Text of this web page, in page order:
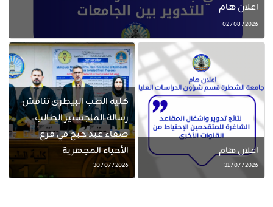
اعلان هام
2026 / 08 / 02
اعلان هام
2026 / 07 / 31
كلية الطب البيطري تناقش
رسالة الماجستير الطالب
صفاء عبد جبح في فرع
الأحياء المجهرية
2026 / 07 / 30